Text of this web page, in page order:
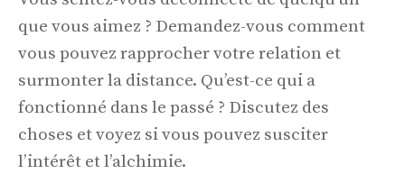
que vous aimez ? Demandez-vous comment
vous pouvez rapprocher votre relation et
surmonter la distance. Qu’est-ce qui a
fonctionné dans le passé ? Discutez des
choses et voyez si vous pouvez susciter
l’intérêt et l’alchimie.